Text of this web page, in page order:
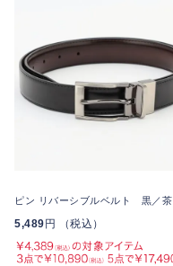
ピン リバーシブルベルト 黒／茶
5,489 円 （税込）